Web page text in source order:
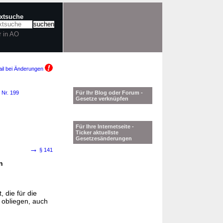
in AO
bei Änderungen
Nr. 199
→ § 141
die für die
auch
Für Ihr Blog oder Forum -
Gesetze verknüpfen
Für Ihre Internetseite -
Ticker aktuellste
Gesetzesänderungen